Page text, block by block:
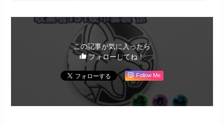
この記事が気に入ったら
フォローしてね！
Follow Me